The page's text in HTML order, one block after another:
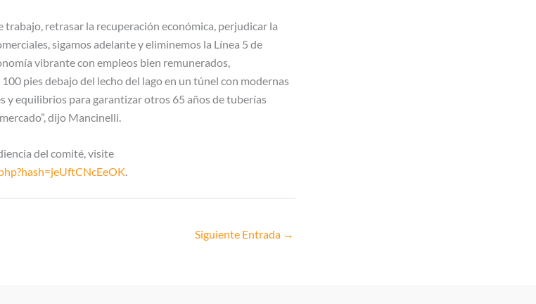
trabajo, retrasar la recuperación económica, perjudicar la
sigamos adelante y eliminemos la Línea 5 de
vibrante con empleos bien remunerados,
pies debajo del lecho del lago en un túnel con modernas
y equilibrios para garantizar otros 65 años de tuberías
dijo Mancinelli.
del comité, visite
.
Siguiente Entrada →